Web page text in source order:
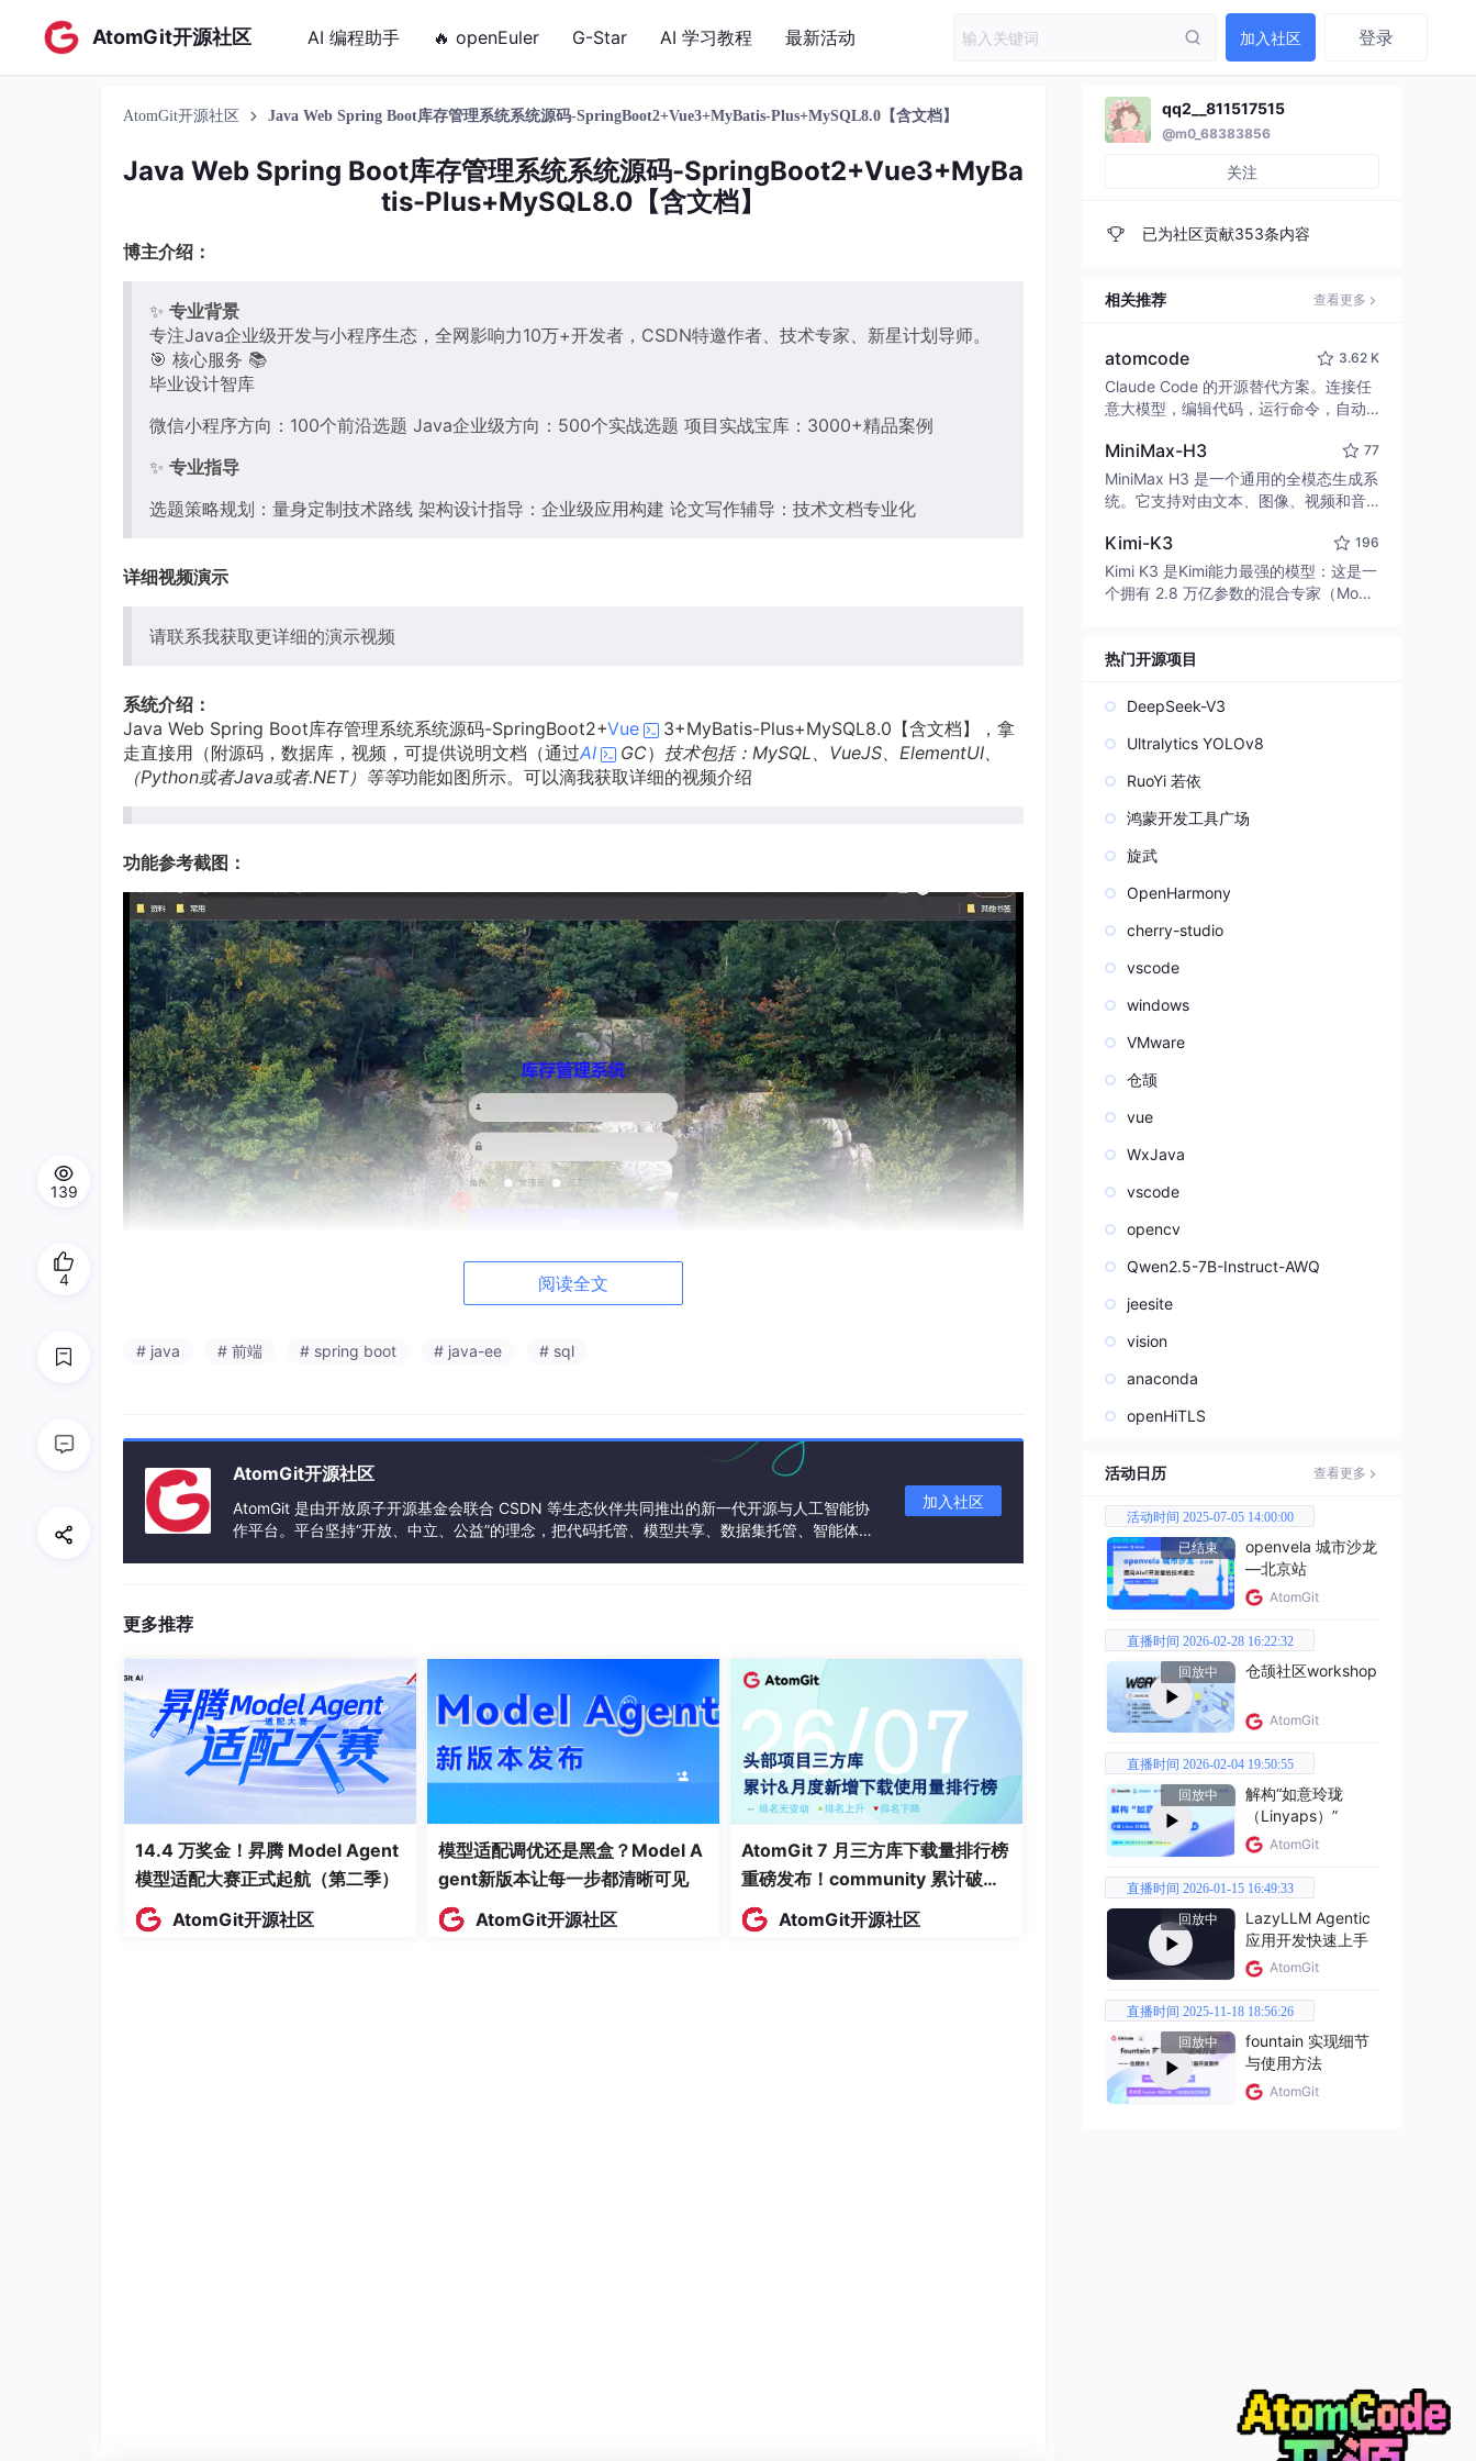
AtomGit开源社区 AI 编程助手 🔥 openEuler G-Star AI 学习教程 最新活动 加入社区 登录
AtomGit开源社区 Java Web Spring Boot库存管理系统系统源码-SpringBoot2+Vue3+MyBatis-Plus+MySQL8.0【含文档】
Java Web Spring Boot库存管理系统系统源码-SpringBoot2+Vue3+MyBa
tis-Plus+MySQL8.0【含文档】
博主介绍：
✨ 专业背景
专注Java企业级开发与小程序生态，全网影响力10万+开发者，CSDN特邀作者、技术专家、新星计划导师。
🎯 核心服务 📚
毕业设计智库
微信小程序方向：100个前沿选题 Java企业级方向：500个实战选题 项目实战宝库：3000+精品案例
✨ 专业指导
选题策略规划：量身定制技术路线 架构设计指导：企业级应用构建 论文写作辅导：技术文档专业化
详细视频演示
请联系我获取更详细的演示视频
系统介绍：
Java Web Spring Boot库存管理系统系统源码-SpringBoot2+Vue
3+MyBatis-Plus+MySQL8.0【含文档】，拿
走直接用（附源码，数据库，视频，可提供说明文档（通过AI GC） 技术包括：MySQL、VueJS、ElementUI、
（Python或者Java或者.NET）等等功能如图所示。可以滴我获取详细的视频介绍
功能参考截图：
阅读全文
# java # 前端 # spring boot # java-ee # sql
AtomGit开源社区
AtomGit 是由开放原子开源基金会联合 CSDN 等生态伙伴共同推出的新一代开源与人工智能协
作平台。平台坚持“开放、中立、公益”的理念，把代码托管、模型共享、数据集托管、智能体开
加入社区
更多推荐
14.4 万奖金！昇腾 Model Agent
模型适配大赛正式起航（第二季）
AtomGit开源社区
模型适配调优还是黑盒？Model A
gent新版本让每一步都清晰可见
AtomGit开源社区
AtomGit 7 月三方库下载量排行榜
重磅发布！community 累计破百
万断层领跑，Chromium 组件全
面霸榜
AtomGit开源社区
139
4
qq2__811517515
@m0_68383856
关注
已为社区贡献353条内容
相关推荐 查看更多
atomcode 3.62 K
Claude Code 的开源替代方案。连接任
意大模型，编辑代码，运行命令，自动
致性能。 ｜ An open-source alternativ
e to Claude Code. Connect any LLM,
edit code, run commands, and verify
MiniMax-H3 77
MiniMax H3 是一个通用的全模态生成系
统。它支持对由文本、图像、视频和音
并能生成分辨率高达 2K、时长可达 15
秒的带原生立体声音频的视频。得益于
面向任务泛化的系统设计，H3 在预训练
模态指令。
Kimi-K3 196
Kimi K3 是Kimi能力最强的模型：这是一
个拥有 2.8 万亿参数的混合专家（Mo
热门开源项目
DeepSeek-V3
Ultralytics YOLOv8
RuoYi 若依
鸿蒙开发工具广场
旋武
OpenHarmony
cherry-studio
vscode
windows
VMware
仓颉
vue
WxJava
vscode
opencv
Qwen2.5-7B-Instruct-AWQ
jeesite
vision
anaconda
openHiTLS
活动日历 查看更多
活动时间 2025-07-05 14:00:00
已结束
openvela 城市沙龙
—北京站
AtomGit
直播时间 2026-02-28 16:22:32
回放中
仓颉社区workshop
AtomGit
直播时间 2026-02-04 19:50:55
回放中
解构“如意玲珑
（Linyaps）”
AtomGit
直播时间 2026-01-15 16:49:33
回放中
LazyLLM Agentic
应用开发快速上手
AtomGit
直播时间 2025-11-18 18:56:26
回放中
fountain 实现细节
与使用方法
AtomGit